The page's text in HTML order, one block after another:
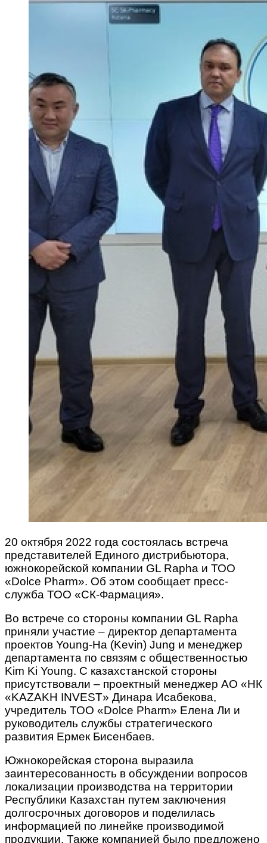
20 октября 2022 года состоялась встреча
представителей Единого дистрибьютора,
южнокорейской компании GL Rapha и ТОО
«Dolce Pharm». Об этом сообщает пресс-
служба ТОО «СК-Фармация».
Во встрече со стороны компании GL Rapha
приняли участие – директор департамента
проектов Young-Ha (Kevin) Jung и менеджер
департамента по связям с общественностью
Kim Ki Young. С казахстанской стороны
присутствовали – проектный менеджер АО «НК
«KAZAKH INVEST» Динара Исабекова,
учредитель ТОО «Dolce Pharm» Елена Ли и
руководитель службы стратегического
развития Ермек Бисенбаев.
Южнокорейская сторона выразила
заинтересованность в обсуждении вопросов
локализации производства на территории
Республики Казахстан путем заключения
долгосрочных договоров и поделилась
информацией по линейке производимой
продукции. Также компанией было предложено